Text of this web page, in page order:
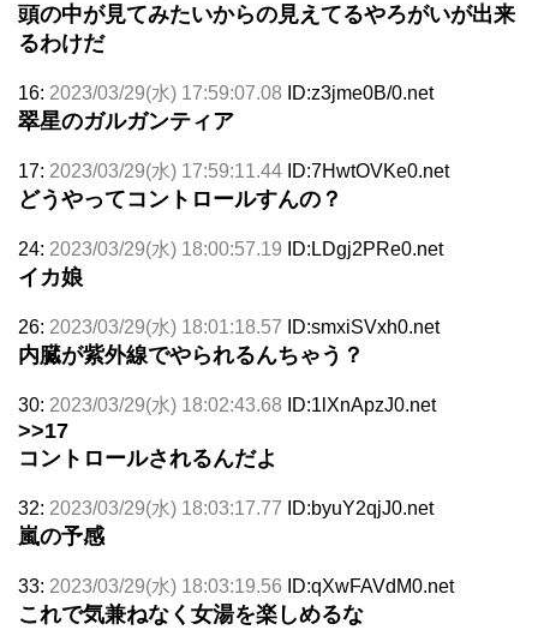
頭の中が見てみたいからの見えてるやろがいが出来
るわけだ
16: 2023/03/29(水) 17:59:07.08 ID:z3jme0B/0.net
翠星のガルガンティア
17: 2023/03/29(水) 17:59:11.44 ID:7HwtOVKe0.net
どうやってコントロールすんの？
24: 2023/03/29(水) 18:00:57.19 ID:LDgj2PRe0.net
イカ娘
26: 2023/03/29(水) 18:01:18.57 ID:smxiSVxh0.net
内臓が紫外線でやられるんちゃう？
30: 2023/03/29(水) 18:02:43.68 ID:1lXnApzJ0.net
>>17
コントロールされるんだよ
32: 2023/03/29(水) 18:03:17.77 ID:byuY2qjJ0.net
嵐の予感
33: 2023/03/29(水) 18:03:19.56 ID:qXwFAVdM0.net
これで気兼ねなく女湯を楽しめるな